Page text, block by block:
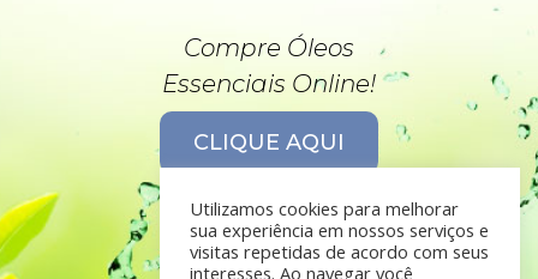
Compre Óleos
Essenciais Online!
CLIQUE AQUI
Utilizamos cookies para melhorar
sua experiência em nossos serviços e
visitas repetidas de acordo com seus
interesses. Ao navegar você